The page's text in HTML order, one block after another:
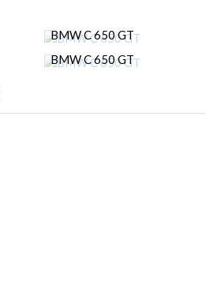
BMW C 650 GT
BMW C 650 GT